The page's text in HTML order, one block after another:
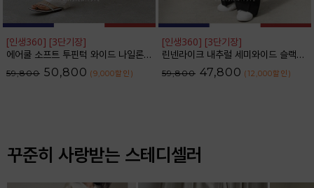
[인생360] [3단기장]
에어쿨 소프트 투핀턱 와이드 나일론 슬랙스_F6S350SL
59,800 50,800 (9,000할인 )
[인생360] [3단기장]
린넨라이크 내추럴 세미와이드 슬랙스_F6S164SL
59,800 47,800 (12,000할인 )
꾸준히 사랑받는 스테디셀러